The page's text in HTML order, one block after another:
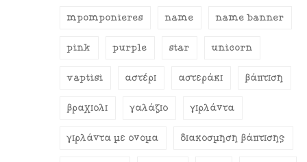
mpomponieres name name banner
pink purple star unicorn
vaptisi αστέρι αστεράκι βάπτιση
βραχιόλι γαλάζιο γιρλάντα
γιρλάντα με όνομα διακόσμηση βάπτισης